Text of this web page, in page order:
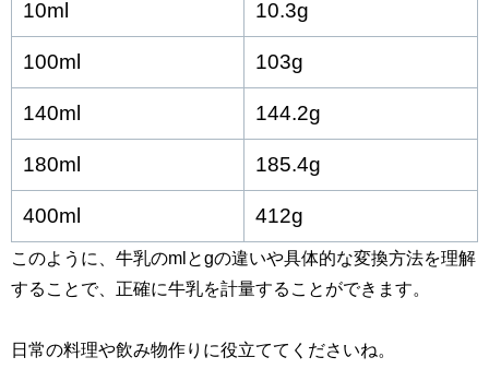
10ml 10.3g
100ml 103g
140ml 144.2g
180ml 185.4g
400ml 412g
このように、牛乳のmlとgの違いや具体的な変換方法を理解
することで、正確に牛乳を計量することができます。
日常の料理や飲み物作りに役立ててくださいね。